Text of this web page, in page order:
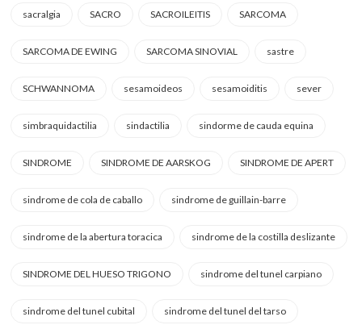
sacralgia SACRO SACROILEITIS SARCOMA
SARCOMA DE EWING SARCOMA SINOVIAL sastre
SCHWANNOMA sesamoideos sesamoiditis sever
simbraquidactilia sindactilia sindorme de cauda equina
SINDROME SINDROME DE AARSKOG SINDROME DE APERT
sindrome de cola de caballo sindrome de guillain-barre
sindrome de la abertura toracica sindrome de la costilla deslizante
SINDROME DEL HUESO TRIGONO sindrome del tunel carpiano
sindrome del tunel cubital sindrome del tunel del tarso